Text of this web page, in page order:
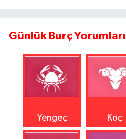
Günlük Burç Yorumları
Yengeç Koç